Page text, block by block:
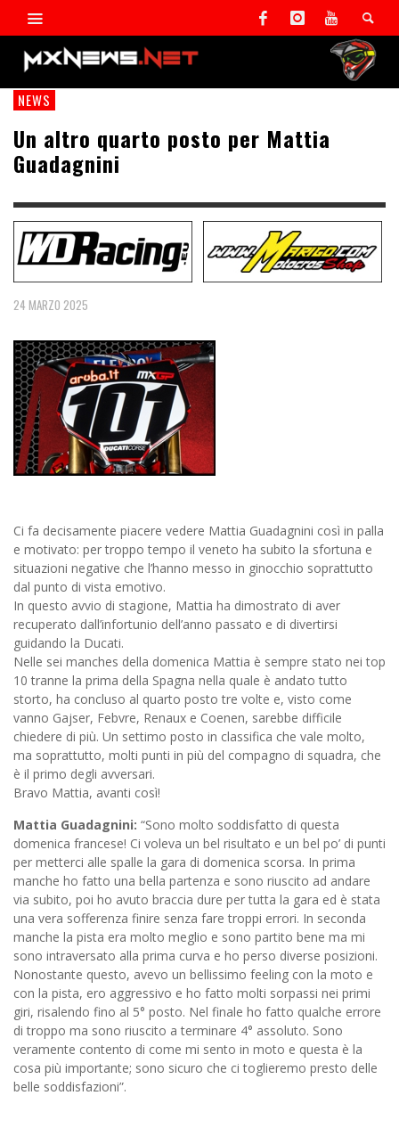
NEWS
Un altro quarto posto per Mattia
Guadagnini
24 MARZO 2025
Ci fa decisamente piacere vedere Mattia Guadagnini così in palla
e motivato: per troppo tempo il veneto ha subito la sfortuna e
situazioni negative che l’hanno messo in ginocchio soprattutto
dal punto di vista emotivo.
In questo avvio di stagione, Mattia ha dimostrato di aver
recuperato dall’infortunio dell’anno passato e di divertirsi
guidando la Ducati.
Nelle sei manches della domenica Mattia è sempre stato nei top
10 tranne la prima della Spagna nella quale è andato tutto
storto, ha concluso al quarto posto tre volte e, visto come
vanno Gajser, Febvre, Renaux e Coenen, sarebbe difficile
chiedere di più. Un settimo posto in classifica che vale molto,
ma soprattutto, molti punti in più del compagno di squadra, che
è il primo degli avversari.
Bravo Mattia, avanti così!
Mattia Guadagnini: “Sono molto soddisfatto di questa
domenica francese! Ci voleva un bel risultato e un bel po’ di punti
per metterci alle spalle la gara di domenica scorsa. In prima
manche ho fatto una bella partenza e sono riuscito ad andare
via subito, poi ho avuto braccia dure per tutta la gara ed è stata
una vera sofferenza finire senza fare troppi errori. In seconda
manche la pista era molto meglio e sono partito bene ma mi
sono intraversato alla prima curva e ho perso diverse posizioni.
Nonostante questo, avevo un bellissimo feeling con la moto e
con la pista, ero aggressivo e ho fatto molti sorpassi nei primi
giri, risalendo fino al 5° posto. Nel finale ho fatto qualche errore
di troppo ma sono riuscito a terminare 4° assoluto. Sono
veramente contento di come mi sento in moto e questa è la
cosa più importante; sono sicuro che ci toglieremo presto delle
belle soddisfazioni”.